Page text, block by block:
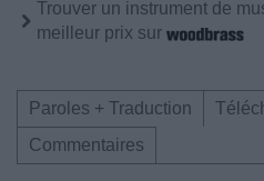
Trouver un instrument de
meilleur prix sur
Paroles + Traduction
Commentaires